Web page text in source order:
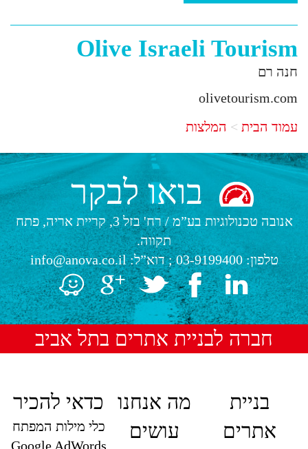
Olive Israeli Tourism
חנה רם
olivetourism.com
עמוד הבית
המלצות
בואו לבקר
אנובה טכנולוגיות בע”מ/
רח' בזל 3, קריית אריה, פתח
תקווה.
טלפון:03-9199400; דוא”ל:info@anova.co.il
חברה לבניית אתרים בתל אביב
בניית
אתרים
מה אנחנו
עושים
כדאי להכיר
כלי מילות המפתח
Google AdWords